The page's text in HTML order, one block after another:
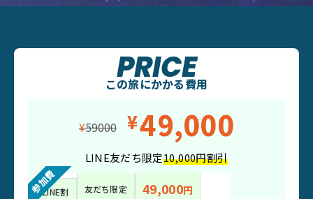
PRICE
この旅にかかる費用
¥59000 ¥49,000
LINE友だち限定10,000円割引
参加費
LINE割 友だち限定 49,000円